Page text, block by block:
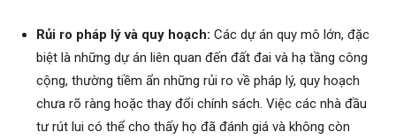
Rủi ro pháp lý và quy hoạch: Các dự án quy mô lớn, đặc
biệt là những dự án liên quan đến đất đai và hạ tầng công
cộng, thường tiềm ẩn những rủi ro về pháp lý, quy hoạch
chưa rõ ràng hoặc thay đổi chính sách. Việc các nhà đầu
tư rút lui có thể cho thấy họ đã đánh giá và không còn